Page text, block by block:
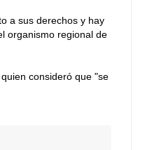
a sus derechos y hay
organismo regional de
consideró que "se